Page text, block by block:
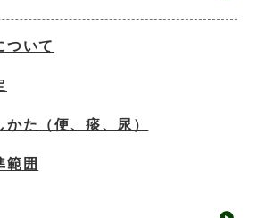
ついて
た（便、痰、尿）
範囲